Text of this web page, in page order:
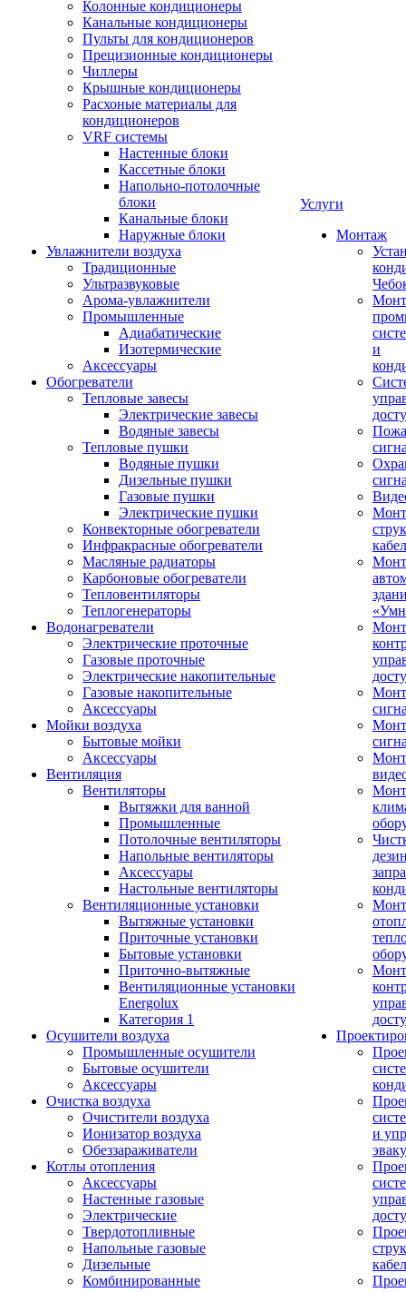
Колонные кондиционеры
Канальные кондиционеры
Пульты для кондиционеров
Прецизионные кондиционеры
Чиллеры
Крышные кондиционеры
Расхоные материалы для
кондиционеров
VRF системы
Настенные блоки
Кассетные блоки
Напольно-потолочные
блоки
Канальные блоки
Наружные блоки
Увлажнители воздуха
Традиционные
Ультразвуковые
Арома-увлажнители
Промышленныe
Адиабатические
Изотермические
Аксессуары
Обогреватели
Тепловые завесы
Электрические завесы
Водяные завесы
Тепловые пушки
Водяные пушки
Дизельные пушки
Газовые пушки
Электрические пушки
Конвекторные обогреватели
Инфракрасные обогреватели
Масляные радиаторы
Карбоновые обогреватели
Тепловентиляторы
Теплогенераторы
Водонагреватели
Электрические проточные
Газовые проточные
Электрические накопительные
Газовые накопительные
Аксессуары
Мойки воздуха
Бытовые мойки
Аксессуары
Вентиляция
Вентиляторы
Вытяжки для ванной
Промышленные
Потолочные вентиляторы
Напольные вентиляторы
Аксессуары
Настольные вентиляторы
Вентиляционные установки
Вытяжные установки
Приточные установки
Бытовые установки
Приточно-вытяжные
Вентиляционные установки
Energolux
Категория 1
Осушители воздуха
Промышленные осушители
Бытовые осушители
Аксессуары
Очистка воздуха
Очистители воздуха
Ионизатор воздуха
Обеззараживатели
Котлы отопления
Аксессуары
Настенные газовые
Электрические
Твердотопливные
Напольные газовые
Дизельные
Комбинированные
Услуги
Монтаж
и
и